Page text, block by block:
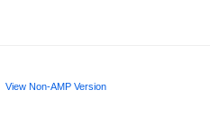
View Non-AMP Version